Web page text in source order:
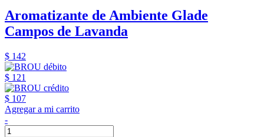
Aromatizante de Ambiente Glade
Campos de Lavanda
$ 142
$ 121
$ 107
Agregar a mi carrito
-